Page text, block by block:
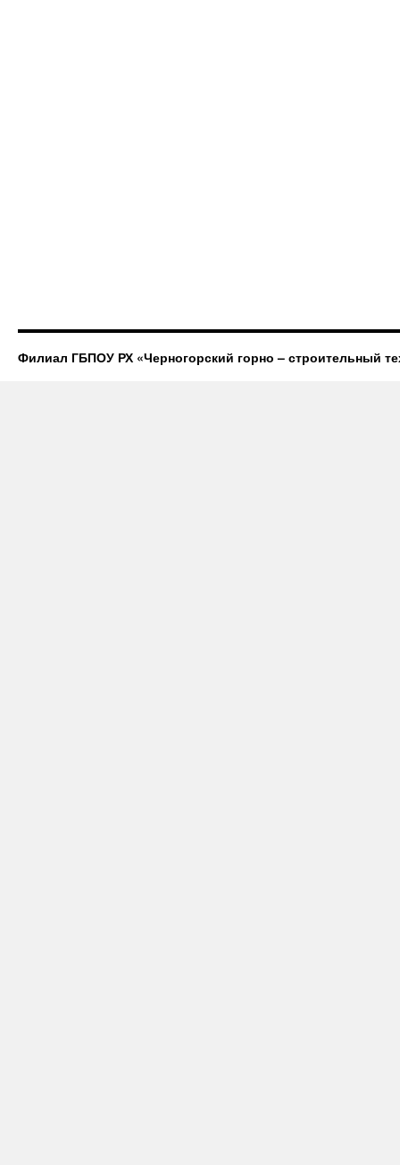
Филиал ГБПОУ РХ «Черногорский горно – строительный